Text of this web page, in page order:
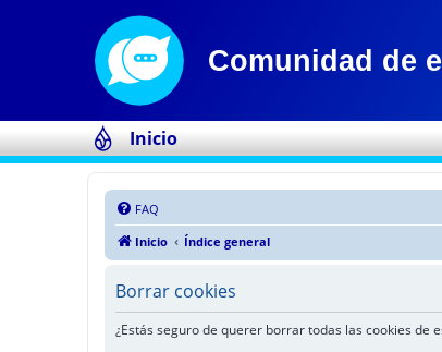
Inicio
FAQ
Inicio
Índice general
Borrar cookies
¿Estás seguro de querer borrar todas las cookies de